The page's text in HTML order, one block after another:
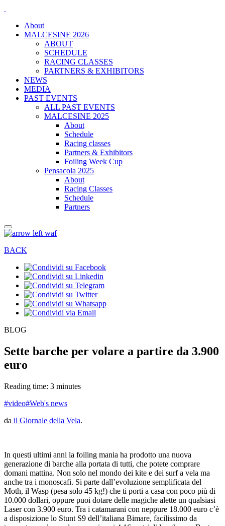
About
MALCESINE 2026
ABOUT
SCHEDULE
RACING CLASSES
PARTNERS & EXHIBITORS
NEWS
MEDIA
PAST EVENTS
ALL PAST EVENTS
MALCESINE 2025
About
Schedule
Racing classes
Partners & Exhibitors
Foiling Week Cup
Pensacola 2025
About
Racing Classes
Schedule
Partners
BACK
BLOG
Sette barche per volare a partire da 3.900
euro
Reading time: 3 minutes
#video#Web's news
da il Giornale della Vela.
In questi ultimi anni la foiling mania ha prodotto una nuova
generazione di barche alla portata di tutti, che potete comprare
domani mattina. Non solo nel mondo dei kite e dei surf a vela ma
anche tra i monoscafi. Si parte dall’evoluzione semplificata del
Moth, il Wasp (pesa solo 45 kg!) che ti porti a casa con poco più di
10.000 dollari, oppure puoi dotare delle magiche alette un qualsiasi
Laser con 3.900 euro. Tra i catamarani con neppure 18.000 euro c’è
a disposizione lo Stunt S9 dell’italiana Bimare, facilissimo da